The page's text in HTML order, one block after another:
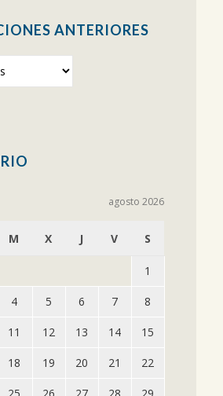
ANTERIORES
agosto 2026
M X J V S
1
4 5 6 7 8
11 12 13 14 15
18 19 20 21 22
25 26 27 28 29